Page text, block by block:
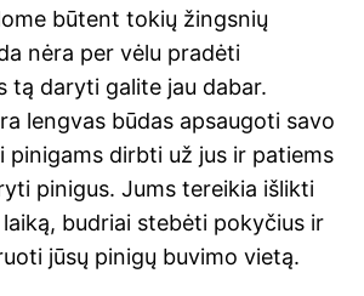
būtent tokių žingsnių
nėra per vėlu pradėti
tą daryti galite jau dabar.
lengvas būdas apsaugoti savo
pinigams dirbti už jus ir patiems
pinigus. Jums tereikia išlikti
budriai stebėti pokyčius ir
jūsų pinigų buvimo vietą.